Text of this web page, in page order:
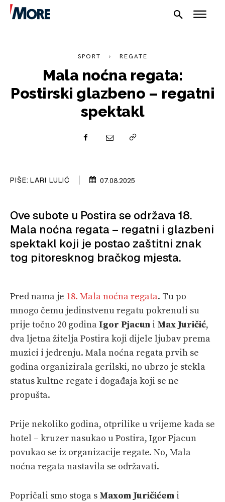
SPORT
PLOVIDBA
SPIZA
PRETPLATA
SHOP
SPORT REGATE
Mala noćna regata:
Postirski glazbeno – regatni
spektakl
PIŠE: LARI LULIĆ 07.08.2025
Ove subote u Postira se održava 18.
Mala noćna regata – regatni i glazbeni
spektakl koji je postao zaštitni znak
tog pitoresknog bračkog mjesta.
Pred nama je 18. Mala noćna regata. Tu po
mnogo čemu jedinstvenu regatu pokrenuli su
prije točno 20 godina Igor Pjacun i Max Juričić,
dva ljetna žitelja Postira koji dijele ljubav prema
muzici i jedrenju. Mala noćna regata prvih se
godina organizirala gerilski, no ubrzo je stekla
status kultne regate i događaja koji se ne
propušta.
Prije nekoliko godina, otprilike u vrijeme kada se
hotel – kruzer nasukao u Postira, Igor Pjacun
povukao se iz organizacije regate. No, Mala
noćna regata nastavila se održavati.
Popričali smo stoga s Maxom Juričićem i